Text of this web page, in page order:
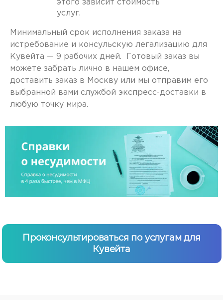
этого зависит стоимость
услуг.
Минимальный срок исполнения заказа на
истребование и консульскую легализацию для
Кувейта — 9 рабочих дней. Готовый заказ вы
можете забрать лично в нашем офисе,
доставить заказ в Москву или мы отправим его
выбранной вами службой экспресс-доставки в
любую точку мира.
Проконсультироваться по услугам для
Кувейта